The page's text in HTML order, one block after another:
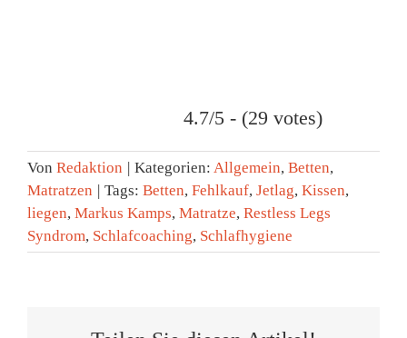
4.7/5 - (29 votes)
Von Redaktion Kategorien: Allgemein, Betten,
Matratzen
Tags: Betten, Fehlkauf, Jetlag, Kissen,
liegen, Markus Kamps, Matratze, Restless Legs
Syndrom, Schlafcoaching, Schlafhygiene